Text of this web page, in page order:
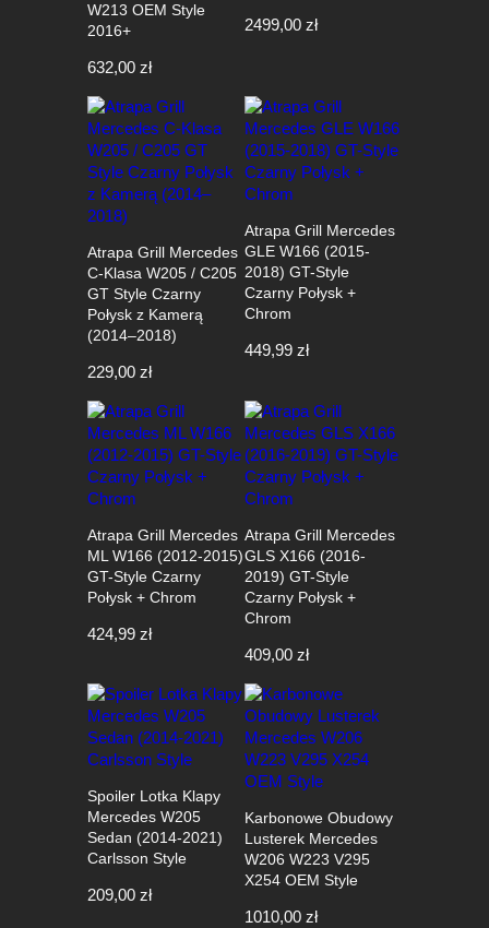
W213 OEM Style
2016+
632,00 zł
2499,00 zł
Atrapa Grill Mercedes
C-Klasa W205 / C205
GT Style Czarny
Połysk z Kamerą
(2014–2018)
229,00 zł
Atrapa Grill Mercedes
GLE W166 (2015-
2018) GT-Style
Czarny Połysk +
Chrom
449,99 zł
Atrapa Grill Mercedes
ML W166 (2012-2015)
GT-Style Czarny
Połysk + Chrom
424,99 zł
Atrapa Grill Mercedes
GLS X166 (2016-
2019) GT-Style
Czarny Połysk +
Chrom
409,00 zł
Spoiler Lotka Klapy
Mercedes W205
Sedan (2014-2021)
Carlsson Style
209,00 zł
Karbonowe Obudowy
Lusterek Mercedes
W206 W223 V295
X254 OEM Style
1010,00 zł